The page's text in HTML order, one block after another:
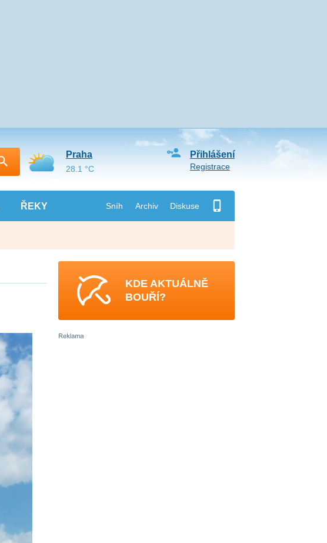
ŘEKY Sníh Archiv Diskuse
Přihlášení
Registrace
Praha
28.1 °C
KDE AKTUÁLNĚ
BOUŘÍ?